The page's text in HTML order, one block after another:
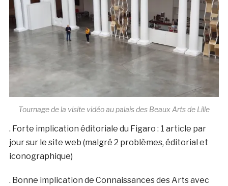
Tournage de la visite vidéo au palais des Beaux Arts de Lille
. Forte implication éditoriale du Figaro : 1 article par
jour sur le site web (malgré 2 problèmes, éditorial et
iconographique)
. Bonne implication de Connaissances des Arts avec